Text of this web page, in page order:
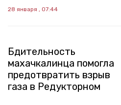
28 января , 07:44
Бдительность
махачкалинца помогла
предотвратить взрыв
газа в Редукторном